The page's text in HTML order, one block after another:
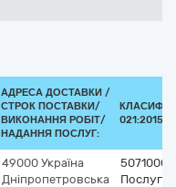
АДРЕСА ДОСТАВКИ /
СТРОК ПОСТАВКИ/
ВИКОНАННЯ РОБІТ/
НАДАННЯ ПОСЛУГ:
021:2015
49000 Україна
Дніпропетровська
Послуги